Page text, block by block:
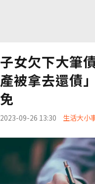
子女欠下大筆
產被拿去還債
免
2023-09-26 13:30 生活大小